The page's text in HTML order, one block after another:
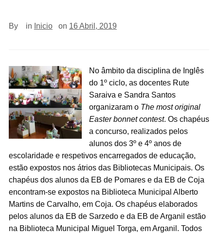
By in Inicio on 16 Abril, 2019
No âmbito da disciplina de Inglês
do 1º ciclo, as docentes Rute
Saraiva e Sandra Santos
organizaram o The most original
Easter bonnet contest. Os chapéus
a concurso, realizados pelos
alunos dos 3º e 4º anos de
escolaridade e respetivos encarregados de educação,
estão expostos nos átrios das Bibliotecas Municipais. Os
chapéus dos alunos da EB de Pomares e da EB de Coja
encontram-se expostos na Biblioteca Municipal Alberto
Martins de Carvalho, em Coja. Os chapéus elaborados
pelos alunos da EB de Sarzedo e da EB de Arganil estão
na Biblioteca Municipal Miguel Torga, em Arganil. Todos